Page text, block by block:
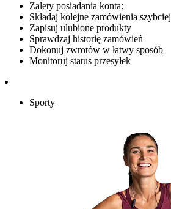
Zalety posiadania konta:
Składaj kolejne zamówienia szybciej
Zapisuj ulubione produkty
Sprawdzaj historię zamówień
Dokonuj zwrotów w łatwy sposób
Monitoruj status przesyłek
Sporty